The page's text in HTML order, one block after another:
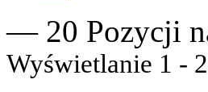
— 20 Pozycji
Wyświetlanie 1 -